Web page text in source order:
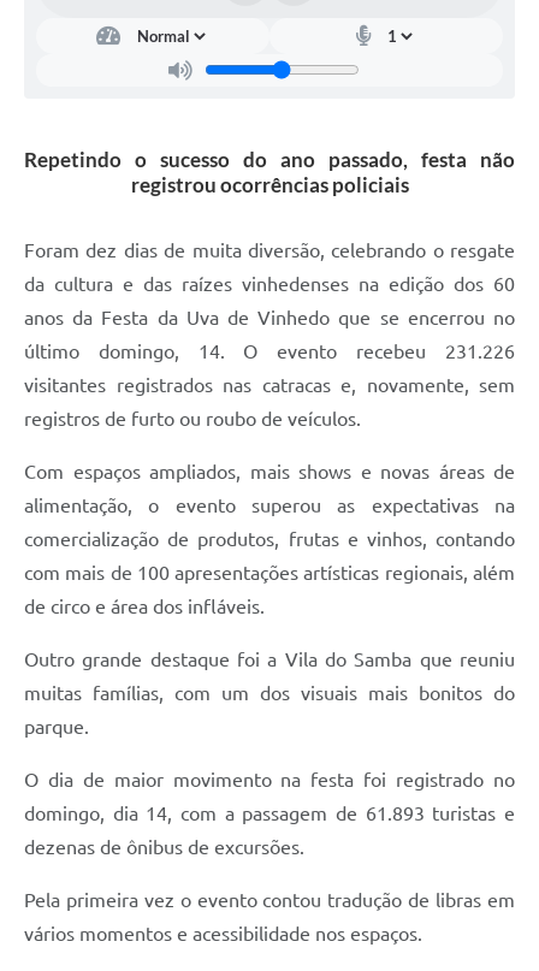
Arquivos para Download
Contas Públicas
Links Úteis
Repetindo o sucesso do ano passado, festa não
registrou ocorrências policiais
Foram dez dias de muita diversão, celebrando o resgate
da cultura e das raízes vinhedenses na edição dos 60
anos da Festa da Uva de Vinhedo que se encerrou no
último domingo, 14. O evento recebeu 231.226
visitantes registrados nas catracas e, novamente, sem
registros de furto ou roubo de veículos.
Com espaços ampliados, mais shows e novas áreas de
alimentação, o evento superou as expectativas na
comercialização de produtos, frutas e vinhos, contando
com mais de 100 apresentações artísticas regionais, além
de circo e área dos infláveis.
Outro grande destaque foi a Vila do Samba que reuniu
muitas famílias, com um dos visuais mais bonitos do
parque.
O dia de maior movimento na festa foi registrado no
domingo, dia 14, com a passagem de 61.893 turistas e
dezenas de ônibus de excursões.
Pela primeira vez o evento contou tradução de libras em
vários momentos e acessibilidade nos espaços.